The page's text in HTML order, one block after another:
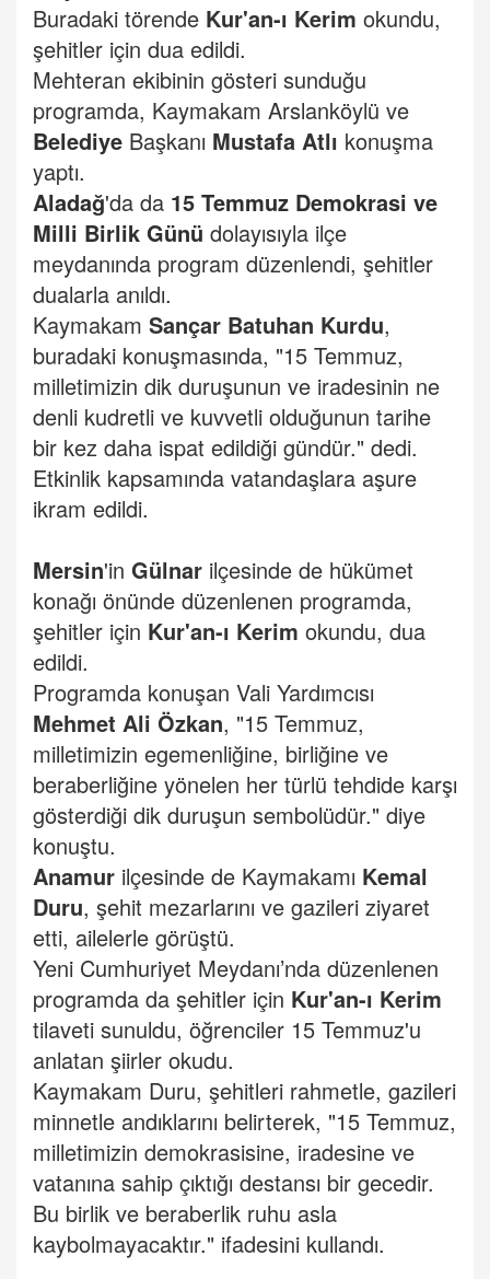
Buradaki törende Kur'an-ı Kerim okundu,
şehitler için dua edildi.
Mehteran ekibinin gösteri sunduğu
programda, Kaymakam Arslanköylü ve
Belediye Başkanı Mustafa Atlı konuşma
yaptı.
Aladağ'da da 15 Temmuz Demokrasi ve
Milli Birlik Günü dolayısıyla ilçe
meydanında program düzenlendi, şehitler
dualarla anıldı.
Kaymakam Sançar Batuhan Kurdu,
buradaki konuşmasında, "15 Temmuz,
milletimizin dik duruşunun ve iradesinin ne
denli kudretli ve kuvvetli olduğunun tarihe
bir kez daha ispat edildiği gündür." dedi.
Etkinlik kapsamında vatandaşlara aşure
ikram edildi.
Mersin'in Gülnar ilçesinde de hükümet
konağı önünde düzenlenen programda,
şehitler için Kur'an-ı Kerim okundu, dua
edildi.
Programda konuşan Vali Yardımcısı
Mehmet Ali Özkan, "15 Temmuz,
milletimizin egemenliğine, birliğine ve
beraberliğine yönelen her türlü tehdide karşı
gösterdiği dik duruşun sembolüdür." diye
konuştu.
Anamur ilçesinde de Kaymakamı Kemal
Duru, şehit mezarlarını ve gazileri ziyaret
etti, ailelerle görüştü.
Yeni Cumhuriyet Meydanı’nda düzenlenen
programda da şehitler için Kur'an-ı Kerim
tilaveti sunuldu, öğrenciler 15 Temmuz'u
anlatan şiirler okudu.
Kaymakam Duru, şehitleri rahmetle, gazileri
minnetle andıklarını belirterek, "15 Temmuz,
milletimizin demokrasisine, iradesine ve
vatanına sahip çıktığı destansı bir gecedir.
Bu birlik ve beraberlik ruhu asla
kaybolmayacaktır." ifadesini kullandı.